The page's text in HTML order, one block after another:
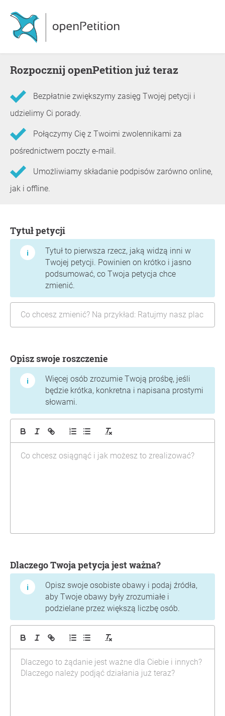
Rozpocznij openPetition już teraz
Bezpłatnie zwiększymy zasięg Twojej petycji i
udzielimy Ci porady.
Połączymy Cię z Twoimi zwolennikami za
pośrednictwem poczty e-mail.
Umożliwiamy składanie podpisów zarówno online,
jak i offline.
Tytuł petycji
Tytuł to pierwsza rzecz, jaką widzą inni w
Twojej petycji. Powinien on krótko i jasno
podsumować, co Twoja petycja chce
zmienić.
Opisz swoje roszczenie
Więcej osób zrozumie Twoją prośbę, jeśli
będzie krótka, konkretna i napisana prostymi
słowami.
Dlaczego Twoja petycja jest ważna?
Opisz swoje osobiste obawy i podaj źródła,
aby Twoje obawy były zrozumiałe i
podzielane przez większą liczbę osób.